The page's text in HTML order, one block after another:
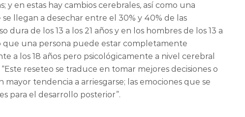
y en estas hay cambios cerebrales, así como una
llegan a desechar entre el 30% y 40% de las
dura de los 13 a los 21 años y en los hombres de los 13 a
que una persona puede estar completamente
a los 18 años pero psicológicamente a nivel cerebral
reseteo se traduce en tomar mejores decisiones o
mayor tendencia a arriesgarse; las emociones que se
para el desarrollo posterior”.